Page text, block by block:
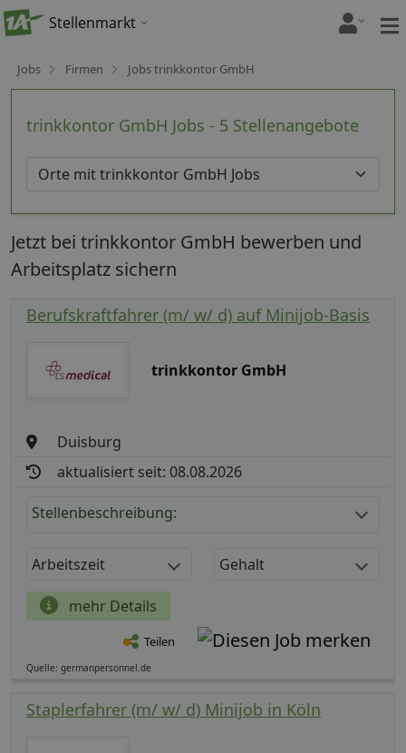
Stellenmarkt
Jobs Firmen Jobs trinkkontor GmbH
trinkkontor GmbH Jobs - 5 Stellenangebote
Jetzt bei trinkkontor GmbH bewerben und
Arbeitsplatz sichern
Berufskraftfahrer (m/ w/ d) auf Minijob-Basis
trinkkontor GmbH
Duisburg
aktualisiert seit: 08.08.2026
Stellenbeschreibung:
Arbeitszeit Gehalt
mehr Details
Teilen
Quelle: germanpersonnel.de
Staplerfahrer (m/ w/ d) Minijob in Köln